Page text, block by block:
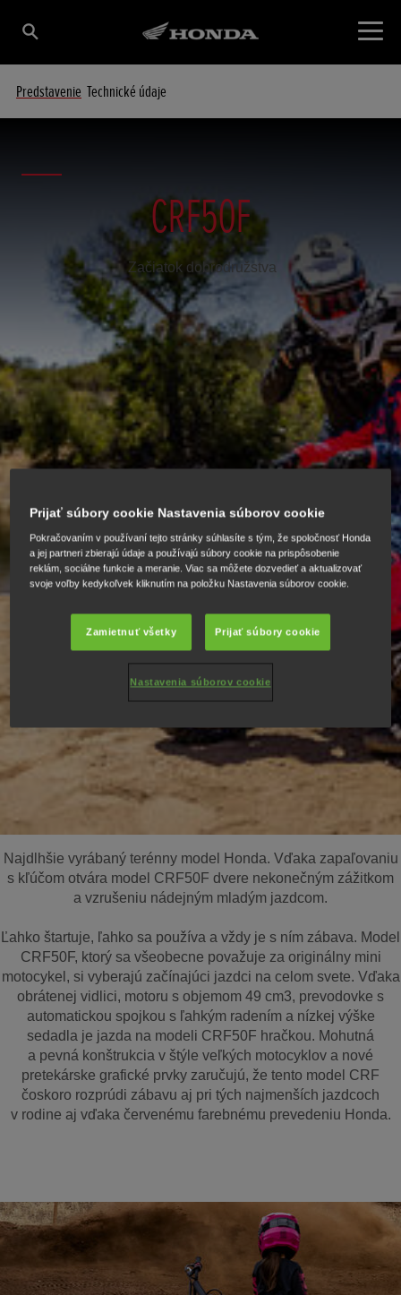
Predstavenie Technické údaje
CRF50F
Začiatok dobrodružstva
Najdlhšie vyrábaný terénny model Honda. Vďaka zapaľovaniu
s kľúčom otvára model CRF50F dvere nekonečným zážitkom
a vzrušeniu nádejným mladým jazdcom.
Ľahko štartuje, ľahko sa používa a vždy je s ním zábava. Model
CRF50F, ktorý sa všeobecne považuje za originálny mini
motocykel, si vyberajú začínajúci jazdci na celom svete. Vďaka
obrátenej vidlici, motoru s objemom 49 cm3, prevodovke s
automatickou spojkou s ľahkým radením a nízkej výške
sedadla je jazda na modeli CRF50F hračkou. Mohutná
a pevná konštrukcia v štýle veľkých motocyklov a nové
pretekárske grafické prvky zaručujú, že tento model CRF
čoskoro rozprúdi zábavu aj pri tých najmenších jazdcoch
v rodine aj vďaka červenému farebnému prevedeniu Honda.
Prijať súbory cookie Nastavenia súborov cookie
Pokračovaním v používaní tejto stránky súhlasíte s tým, že spoločnosť Honda
a jej partneri zbierajú údaje a používajú súbory cookie na prispôsobenie
reklám, sociálne funkcie a meranie. Viac sa môžete dozvedieť a aktualizovať
svoje voľby kedykoľvek kliknutím na položku Nastavenia súborov cookie.
Zamietnuť všetky Prijať súbory cookie
Nastavenia súborov cookie